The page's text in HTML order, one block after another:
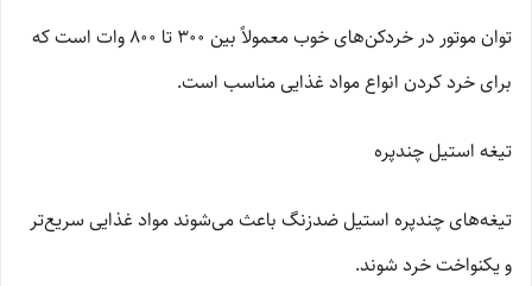
توان موتور در خردکن‌های خوب معمولاً بین 300 تا 800 وات است که
برای خرد کردن انواع مواد غذایی مناسب است.
تیغه استیل چندپره
تیغه‌های چندپره استیل ضدزنگ باعث می‌شوند مواد غذایی سریع‌تر
و یکنواخت خرد شوند.